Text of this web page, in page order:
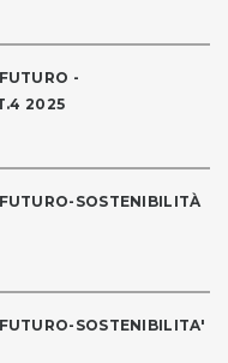
-
2025
SOSTENIBILITÀ
SOSTENIBILITA'